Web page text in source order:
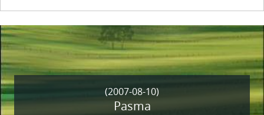
imprez – oba nadwiślańskie brzegi i położone na nich
miasteczka – Kazimierz i Janowiec – Perły nad Wisłą.
(2007-08-10)
Pasma